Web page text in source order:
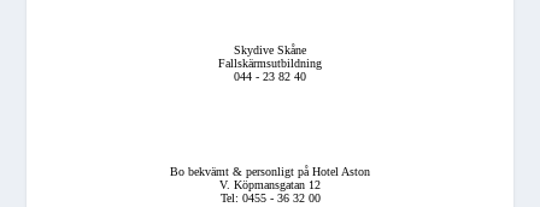
Skydive Skåne
Fallskärmsutbildning
044 - 23 82 40
Bo bekvämt & personligt på Hotel Aston
V. Köpmansgatan 12
Tel: 0455 - 36 32 00